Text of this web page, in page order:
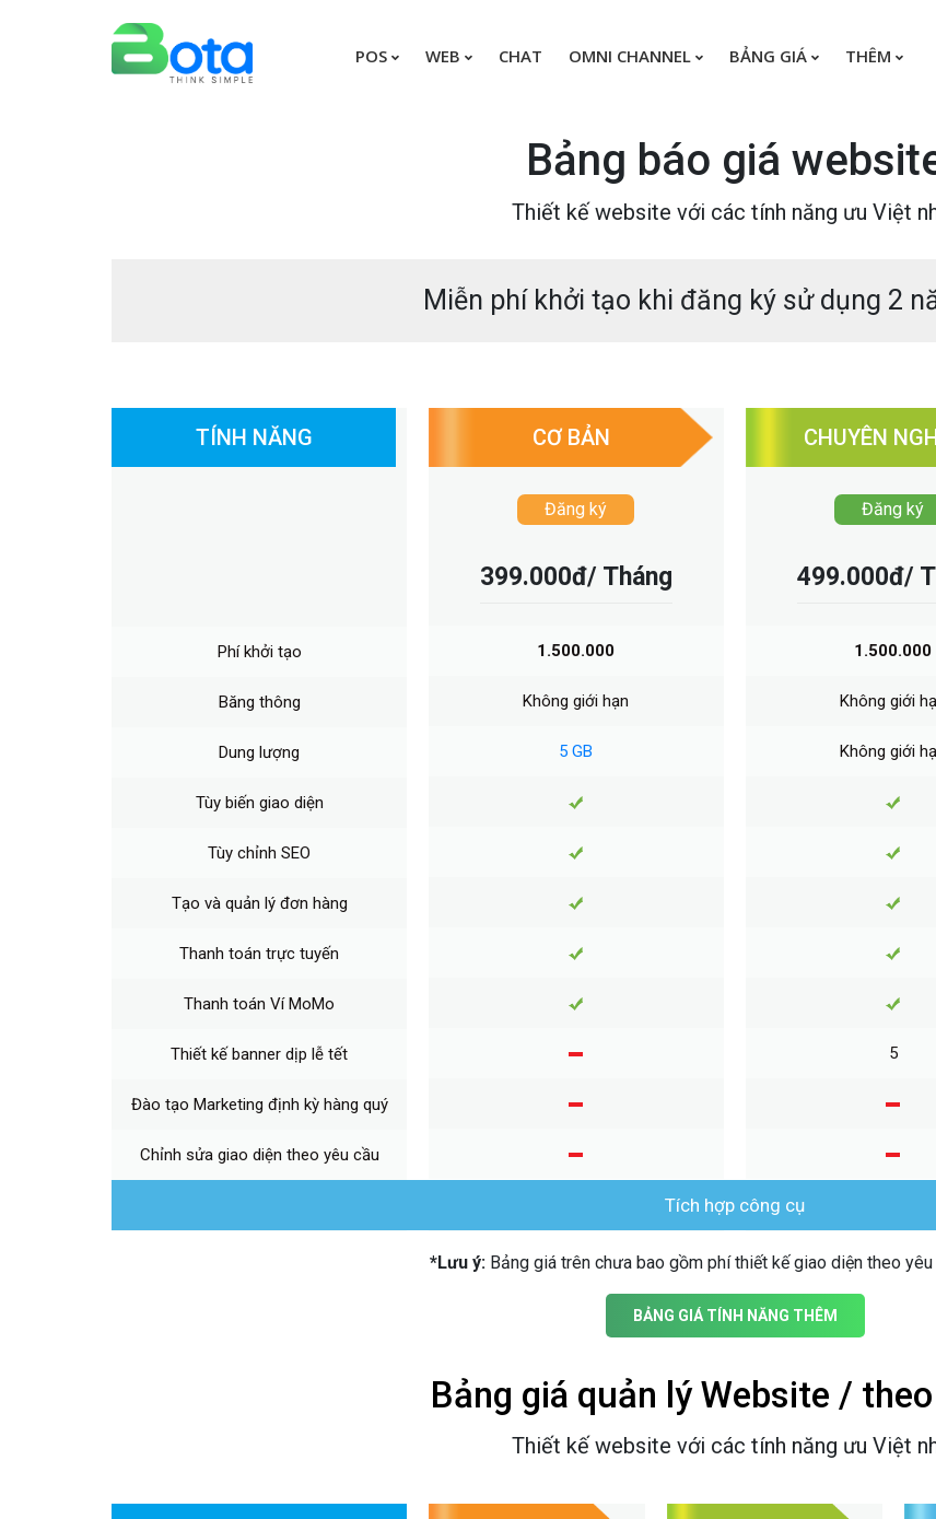
POS WEB CHAT OMNI CHANNEL BẢNG GIÁ THÊM
Bảng báo giá
Thiết kế website với các tính năng ưu Việt
Miễn phí khởi tạo khi đăng ký sử dụng 2
TÍNH NĂNG
Phí khởi tạo
Băng thông
Dung lượng
Tùy biến giao diện
Tùy chỉnh SEO
Tạo và quản lý đơn hàng
Thanh toán trực tuyến
Thanh toán Ví MoMo
Thiết kế banner dịp lễ tết
Đào tạo Marketing định kỳ hàng quý
Chỉnh sửa giao diện theo yêu cầu
CƠ BẢN
Đăng ký
399.000đ/ Tháng
1.500.000
Không giới hạn
5 GB
CHUYÊN
Đăng ký
499.000đ/
1.500.000
Không giới
Không giới
5
Tích hợp công cụ
Form tùy chỉnh
*Lưu ý:Bảng giá trên chưa bao gồm phí thiết kế giao diện theo yêu
BẢNG GIÁ TÍNH NĂNG THÊM
Bảng giá quản lý Website /
Thiết kế website với các tính năng ưu Việt